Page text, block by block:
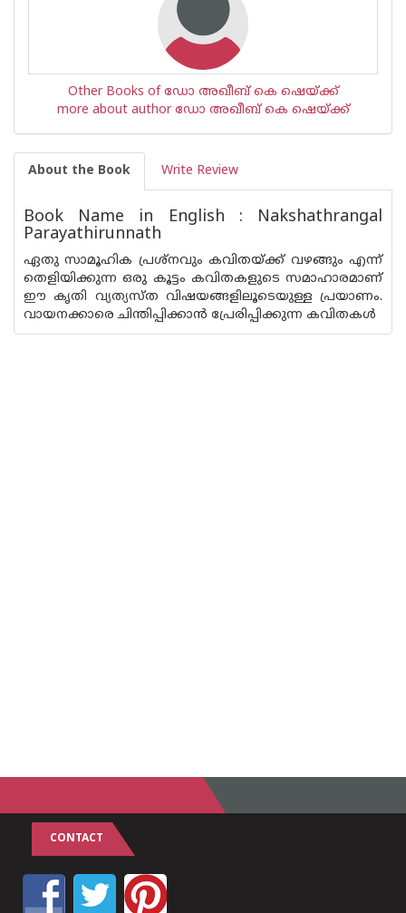
Other Books of ഡോ അഖീബ് കെ ഷെയ്ക്ക്
more about author ഡോ അഖീബ് കെ ഷെയ്ക്ക്
About the Book Write Review
Book Name in English : Nakshathrangal
Parayathirunnath
ഏതു സാമൂഹിക പ്രശ്‌നവും കവിതയ്ക്ക് വഴങ്ങും എന്ന്
തെളിയിക്കുന്ന ഒരു കൂട്ടം കവിതകളുടെ സമാഹാരമാണ്
ഈ കൃതി വ്യത്യസ്‌ത വിഷയങ്ങളിലൂടെയുള്ള പ്രയാണം.
വായനക്കാരെ ചിന്തിപ്പിക്കാൻ പ്രേരിപ്പിക്കുന്ന കവിതകൾ
CONTACT